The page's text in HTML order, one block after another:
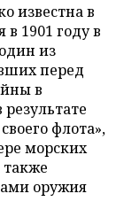
известна в
1901 году в
из
перед
в
флота»,
морских
оружия